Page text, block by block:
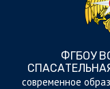
ФГБОУ
cовременное